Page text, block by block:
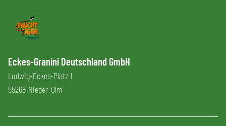
Eckes-Granini Deutschland GmbH
Ludwig-Eckes-Platz 1
55268 Nieder-Olm